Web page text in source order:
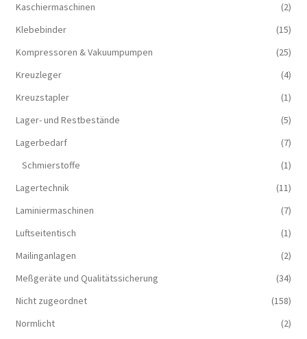
Kaschiermaschinen
(2)
Klebebinder
(15)
Kompressoren & Vakuum­pumpen
(25)
Kreuzleger
(4)
Kreuzstapler
(1)
Lager- und Restbestände
(5)
Lagerbedarf
(7)
Schmierstoffe
(1)
Lagertechnik
(11)
Laminiermaschinen
(7)
Luftseitentisch
(1)
Mailinganlagen
(2)
Meßgeräte und Qualitätssicherung
(34)
Nicht zugeordnet
(158)
Normlicht
(2)